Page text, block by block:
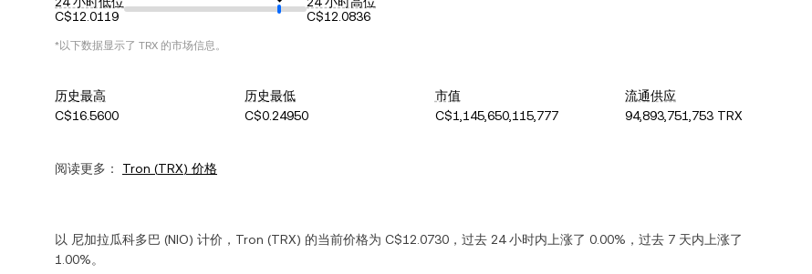
C$12.0119
C$12.0836
*以下数据显示了 TRX 的市场信息。
历史最高
C$16.5600
历史最低
C$0.24950
市值
C$1,145,650,115,777
流通供应
94,893,751,753 TRX
阅读更多： Tron (TRX) 价格
以 尼加拉瓜科多巴 (NIO) 计价， Tron (TRX) 的当前价格为 C$12.0730 ，过去 24 小时内 上涨了 0.00% ，过去 7 天内 上涨了
1.00%。